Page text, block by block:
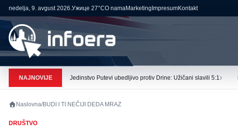
nedelja, 9. avgust 2026.Ужице 27°CO namaMarketing ImpresumKontakt
NAJNOVIJE Jedinstvo Putevi ubedljivo protiv Drine: Užičani slavili 5:1›
Naslovna/BUDI I TI NEČIJI DEDA MRAZ
DRUŠTVO